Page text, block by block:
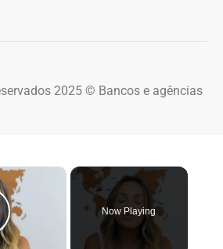
2025 © Bancos e agências
×
Video
Now Playing